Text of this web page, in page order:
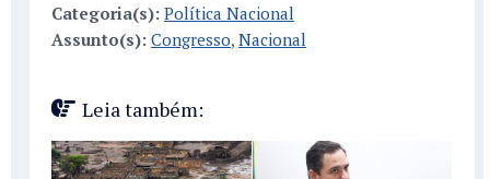
Categoria(s): Política Nacional
Assunto(s): Congresso, Nacional
Leia também: